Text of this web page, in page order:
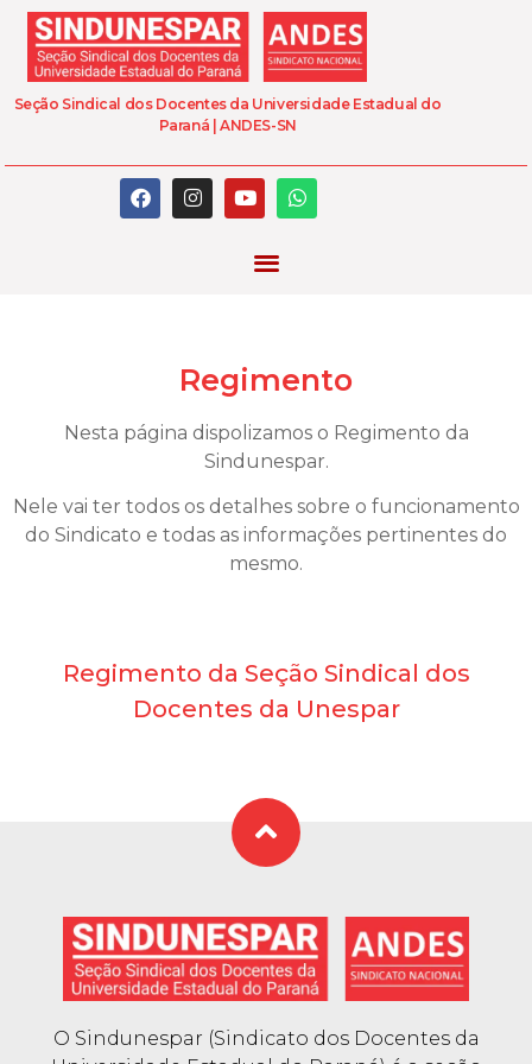
Seção Sindical dos Docentes da Universidade Estadual do
Paraná | ANDES-SN
Regimento
Nesta página dispolizamos o Regimento da
Sindunespar.
Nele vai ter todos os detalhes sobre o funcionamento
do Sindicato e todas as informações pertinentes do
mesmo.
Regimento da Seção Sindical dos
Docentes da Unespar
O Sindunespar (Sindicato dos Docentes da